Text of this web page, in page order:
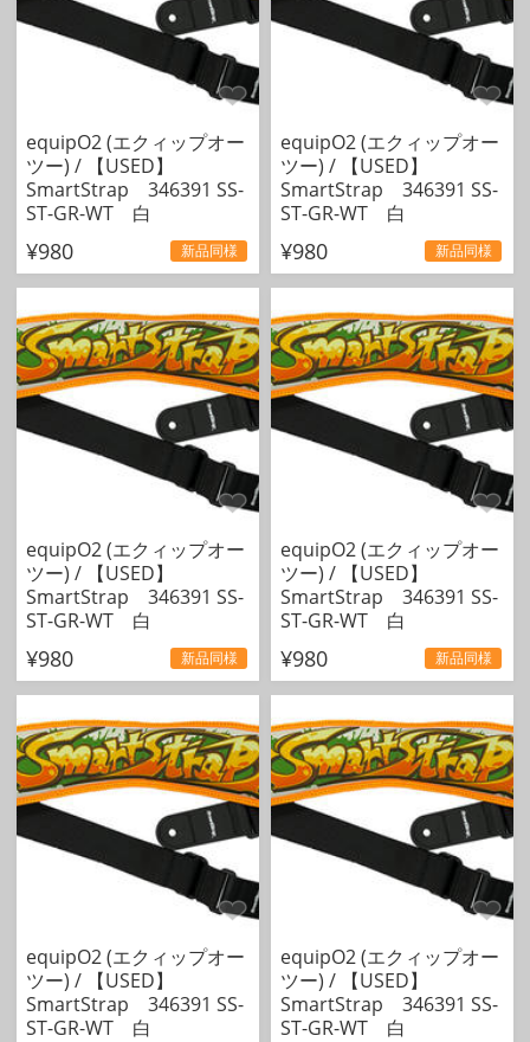
equipO2 (エクィップオー
ツー) / 【USED】
SmartStrap 346391 SS-
ST-GR-WT 白
¥980 新品同様
equipO2 (エクィップオー
ツー) / 【USED】
SmartStrap 346391 SS-
ST-GR-WT 白
¥980 新品同様
equipO2 (エクィップオー
ツー) / 【USED】
SmartStrap 346391 SS-
ST-GR-WT 白
¥980 新品同様
equipO2 (エクィップオー
ツー) / 【USED】
SmartStrap 346391 SS-
ST-GR-WT 白
¥980 新品同様
equipO2 (エクィップオー
ツー) / 【USED】
SmartStrap 346391 SS-
ST-GR-WT 白
equipO2 (エクィップオー
ツー) / 【USED】
SmartStrap 346391 SS-
ST-GR-WT 白